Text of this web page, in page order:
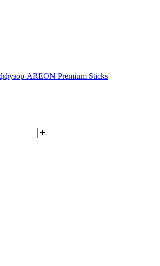
AREON Premium Sticks